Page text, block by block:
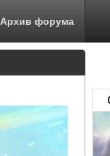
Архив форума